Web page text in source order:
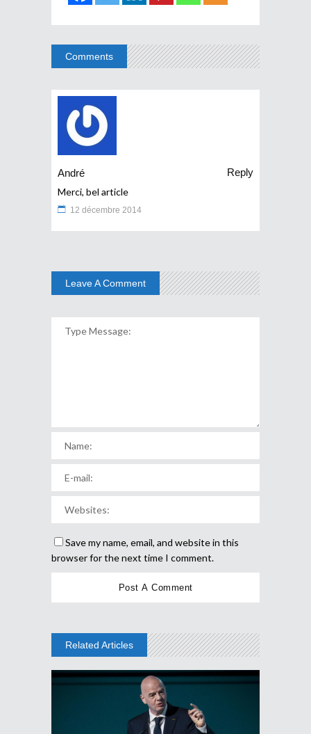
Comments
André
Reply
Merci, bel article
12 décembre 2014
Leave A Comment
Save my name, email, and website in this
browser for the next time I comment.
Related Articles